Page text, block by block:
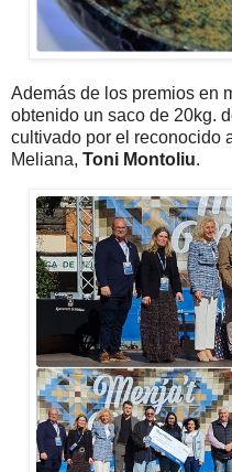
Además de los premios en
obtenido un saco de 20kg.
cultivado por el reconocido
Meliana, Toni Montoliu.